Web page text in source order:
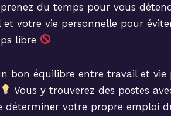
du temps pour vous
votre vie personnelle pour
libre
bon équilibre entre travail et vie
Vous y trouverez des postes
votre propre emploi